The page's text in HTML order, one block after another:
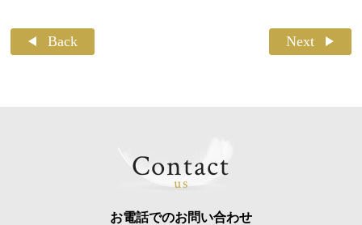
Back Next
Contact
us
お電話でのお問い合わせ